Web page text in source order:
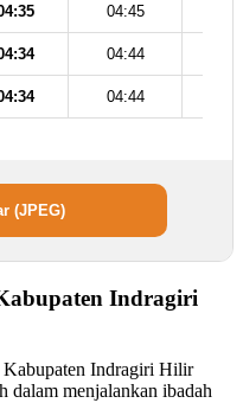
04:45
04:44
04:44
(JPEG)
Indragiri
Indragiri Hilir
dalam menjalankan ibadah